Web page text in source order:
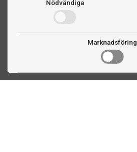
Nödvändiga
Marknadsföring